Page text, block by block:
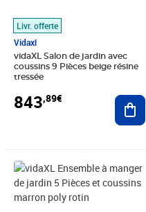
Livr. offerte
Vidaxl
vidaXL Salon de jardin avec
coussins 9 Pièces beige résine
tressée
843,89€
Prix barré 799,99€
Prix 570,89€